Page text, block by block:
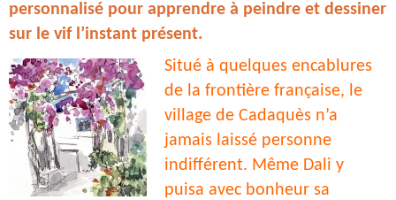
personnalisé pour apprendre à peindre et dessiner
sur le vif l’instant présent.
Situé à quelques encablures
de la frontière française, le
village de Cadaquès n’a
jamais laissé personne
indifférent. Même Dali y
puisa avec bonheur sa